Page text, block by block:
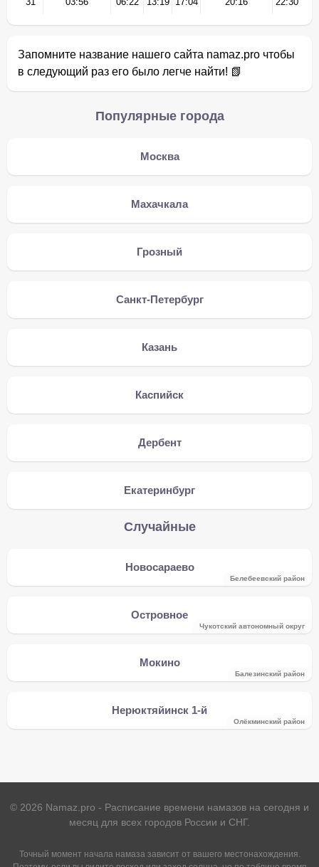
Запомните название нашего сайта namaz.pro чтобы
в следующий раз его было легче найти! 📗
Популярные города
Москва
Махачкала
Грозный
Санкт-Петербург
Казань
Каспийск
Дербент
Екатеринбург
Случайные
Новосараево
Белебеевский район
Островное
Чукотский автономный округ
Мокино
Балезинский район
Нерюктяйинск 1-й
Олёкминский район
© 2026 Namaz.pro - Расписание времени намазов на сегодня и
месяц для всех городов России и СНГ.
Точный момент начала намаза зависит от вашего местонахождения.